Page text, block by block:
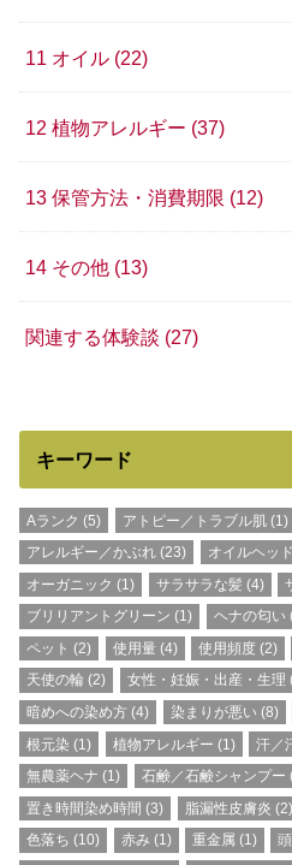
11 オイル (22)
12 植物アレルギー (37)
13 保管方法・消費期限 (12)
14 その他 (13)
関連する体験談 (27)
キーワード
Aランク (5) アトピー／トラブル肌(1)
アレルギー／かぶれ (23) オイルヘッ
オーガニック (1) サラサラな髪(4)
ブリリアントグリーン (1) ヘナの匂い
ペット (2) 使用量(4) 使用頻度(2)
天使の輪 (2) 女性・妊娠・出産・生理
暗めへの染め方 (4) 染まりが悪い(8)
根元染 (1) 植物アレルギー (1) 汗／
無農薬ヘナ (1) 石鹸／石鹸シャンプー
置き時間染め時間 (3) 脂漏性皮膚炎 (2)
色落ち (10) 赤み (1) 重金属 (1)